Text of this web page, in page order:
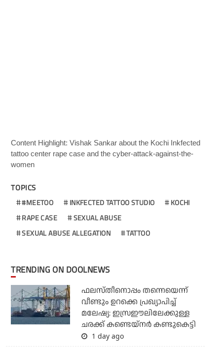
Content Highlight: Vishak Sankar about the Kochi Inkfected
tattoo center rape case and the cyber-attack-against-the-
women
TOPICS
#MEETOO INKFECTED TATTOO STUDIO
KOCHI
RAPE CASE
SEXUAL ABUSE
SEXUAL ABUSE ALLEGATION
TATTOO
TRENDING ON DOOLNEWS
ഫലസ്തീനൊപ്പം തന്നെയെന്ന്
വീണ്ടും ഉറക്കെ പ്രഖ്യാപിച്ച്
മലേഷ്യ: ഇസ്രഈലിലേക്കുള്ള
ചരക്ക് കണ്ടെയ്‌നര്‍ കണ്ടുകെട്ടി
1 day ago